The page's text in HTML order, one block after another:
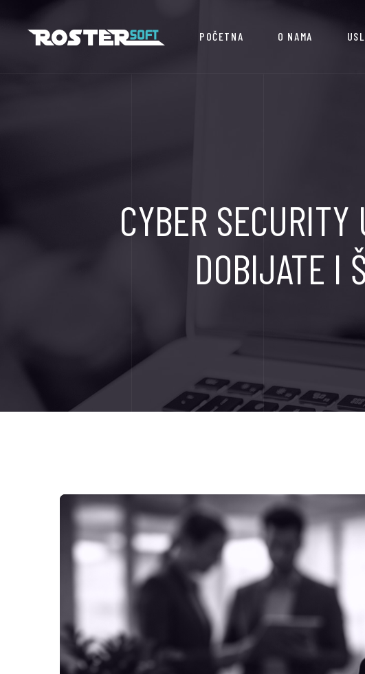
POČETNA O NAMA
CYBER
DOBIJATE I